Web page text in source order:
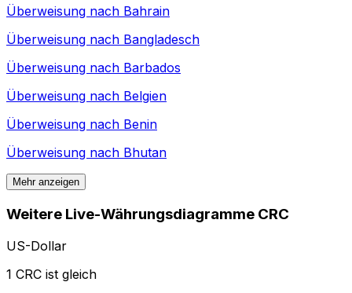
Überweisung nach Bahrain
Überweisung nach Bangladesch
Überweisung nach Barbados
Überweisung nach Belgien
Überweisung nach Benin
Überweisung nach Bhutan
Mehr anzeigen
Weitere Live-Währungsdiagramme CRC
US-Dollar
1 CRC ist gleich